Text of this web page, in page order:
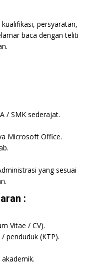
persyaratan,
baca dengan teliti
/ SMK sederajat.
Microsoft Office.
yang sesuai
:
Vitae / CV).
penduduk (KTP).